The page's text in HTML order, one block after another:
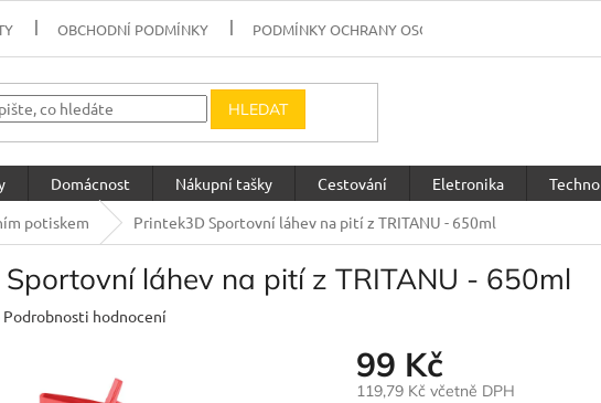
OBCHODNÍ PODMÍNKY PODMÍNKY OCHRANY OSOBNÍCH ÚDAJŮ
HLEDAT
Domácnost Nákupní tašky Cestování Eletronika Techno
potiskem Printek3D Sportovní láhev na pití z TRITANU - 650ml
Sportovní láhev na pití z TRITANU - 650ml
Podrobnosti hodnocení
99 Kč
119,79 Kč včetně DPH